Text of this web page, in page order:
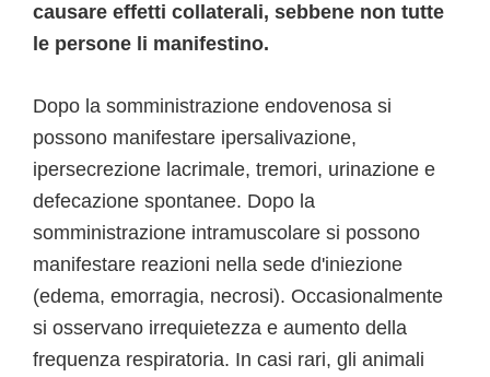
causare effetti collaterali, sebbene non tutte
le persone li manifestino.
Dopo la somministrazione endovenosa si
possono manifestare ipersalivazione,
ipersecrezione lacrimale, tremori, urinazione e
defecazione spontanee. Dopo la
somministrazione intramuscolare si possono
manifestare reazioni nella sede d'iniezione
(edema, emorragia, necrosi). Occasionalmente
si osservano irrequietezza e aumento della
frequenza respiratoria. In casi rari, gli animali